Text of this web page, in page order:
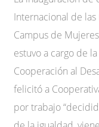
Internacional de
Campus de
estuvo a cargo de
Cooperación al
felicitó a
por trabajo